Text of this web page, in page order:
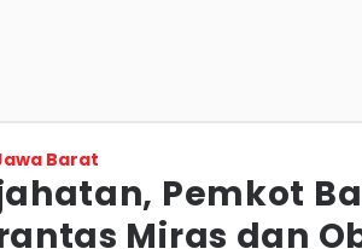
Barat
Pemkot
Miras dan